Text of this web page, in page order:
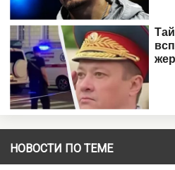
НОВОСТИ ПО ТЕМЕ